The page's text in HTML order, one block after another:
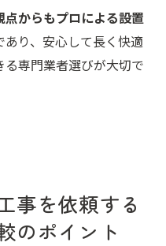
からもプロによる設置
あり、安心して長く快適
専門業者選びが大切で
事を依頼する
のポイント